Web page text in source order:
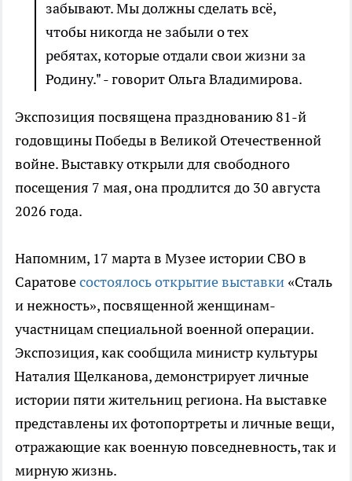
забывают. Мы должны сделать всё,
чтобы никогда не забыли о тех
ребятах, которые отдали свои жизни за
Родину." - говорит Ольга Владимирова.
Экспозиция посвящена празднованию 81-й
годовщины Победы в Великой Отечественной
войне. Выставку открыли для свободного
посещения 7 мая, она продлится до 30 августа
2026 года.
Напомним, 17 марта в Музее истории СВО в
Саратовесостоялось открытие выставки «Сталь
и нежность», посвященной женщинам-
участницам специальной военной операции.
Экспозиция, как сообщила министр культуры
Наталия Щелканова, демонстрирует личные
истории пяти жительниц региона. На выставке
представлены их фотопортреты и личные вещи,
отражающие как военную повседневность, так и
мирную жизнь.